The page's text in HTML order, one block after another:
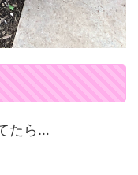
たら…